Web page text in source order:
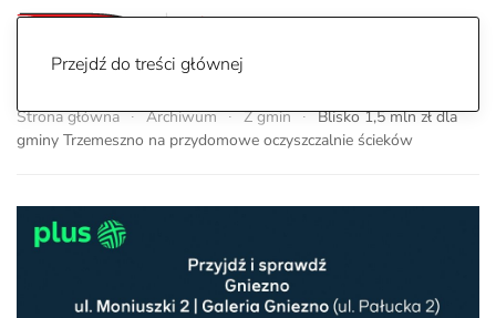
Przejdź do treści głównej
Strona główna Archiwum Z gmin
Blisko 1,5 mln zł dla
gminy Trzemeszno na przydomowe oczyszczalnie ścieków